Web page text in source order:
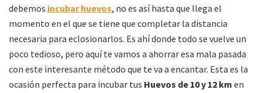
debemos incubar huevos, no es así hasta que llega el
momento en el que se tiene que completar la distancia
necesaria para eclosionarlos. Es ahí donde todo se vuelve un
poco tedioso, pero aquí te vamos a ahorrar esa mala pasada
con este interesante método que te va a encantar. Esta es la
ocasión perfecta para incubar tus Huevos de 10 y 12 km en